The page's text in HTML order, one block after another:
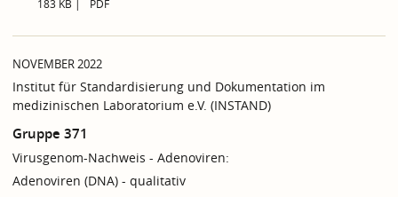
183 KB PDF
NOVEMBER 2022
Institut für Standardisierung und Dokumentation im
medizinischen Laboratorium e.V. (INSTAND)
Gruppe 371
Virusgenom-Nachweis - Adenoviren:
Adenoviren (DNA) - qualitativ